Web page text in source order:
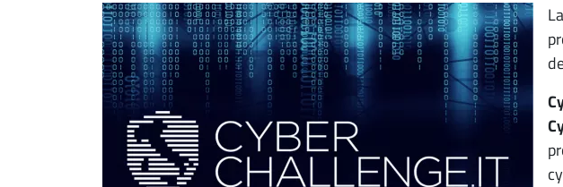
Immagine evento
Immagine